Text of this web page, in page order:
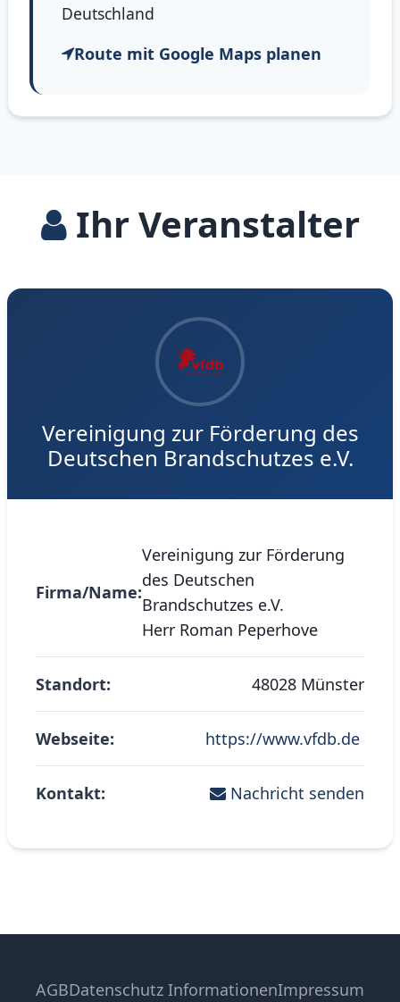
Deutschland
Route mit Google Maps planen
Ihr Veranstalter
Vereinigung zur Förderung des
Deutschen Brandschutzes e.V.
Firma/Name:
Vereinigung zur Förderung
des Deutschen
Brandschutzes e.V.
Herr Roman Peperhove
Standort: 48028 Münster
Webseite: https://www.vfdb.de
Kontakt: Nachricht senden
AGBDatenschutz InformationenImpressum